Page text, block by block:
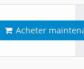
Acheter